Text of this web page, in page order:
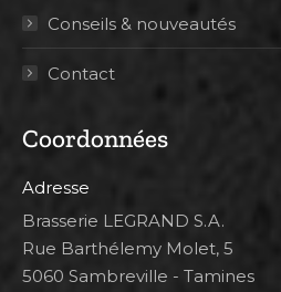
Conseils & nouveautés
Contact
Coordonnées
Adresse
Brasserie LEGRAND S.A.
Rue Barthélemy Molet, 5
5060 Sambreville - Tamines